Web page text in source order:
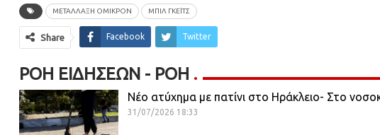
ΜΕΤΆΛΛΑΞΗ ΌΜΙΚΡΟΝ ΜΠΙΛ ΓΚΈΙΤΣ
Share Facebook Twitter
ΡΟΉ ΕΙΔΉΣΕΩΝ - ΡΟΗ
Νέο ατύχημα με πατίνι στο Ηράκλειο- Στο
31/07/2026 18:33